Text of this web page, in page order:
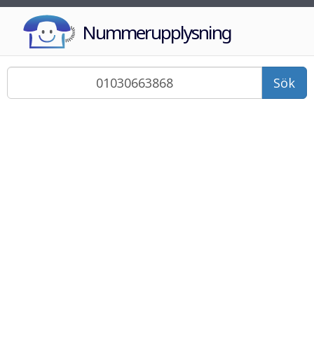
Nummerupplysning
Sök